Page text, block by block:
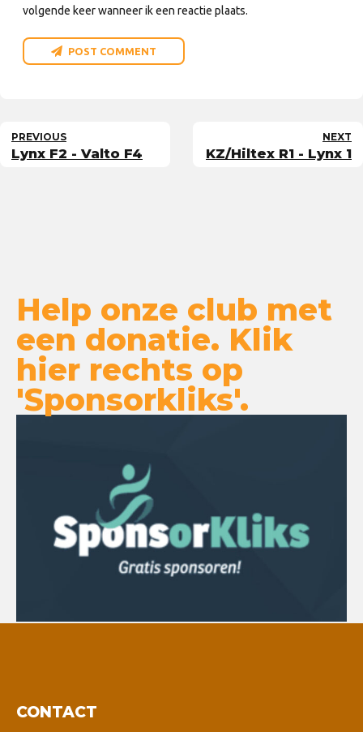
volgende keer wanneer ik een reactie plaats.
POST COMMENT
PREVIOUS
Lynx F2 - Valto F4
NEXT
KZ/Hiltex R1 - Lynx 1
Help onze club met
een donatie. Klik
hier rechts op
'Sponsorkliks'.
CONTACT